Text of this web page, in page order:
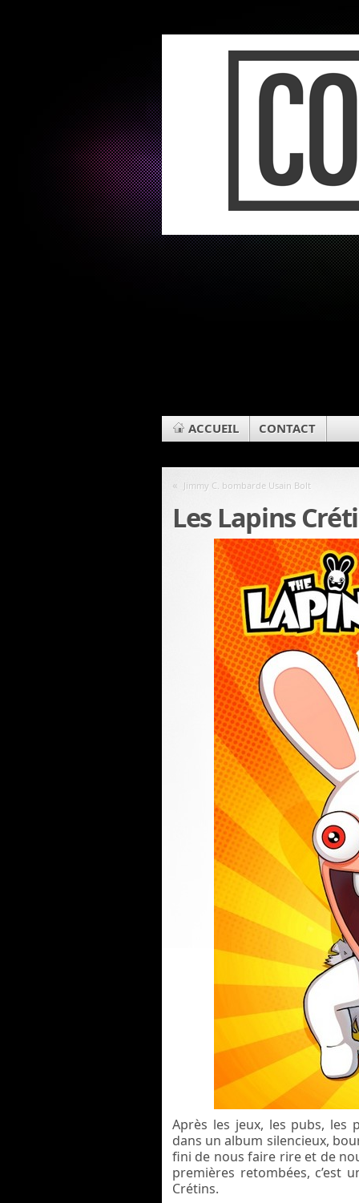
ACCUEIL CONTACT
« Jimmy C. bombarde Usain Bolt
Les Lapins
Après les jeux, les pubs, les
dans un album silencieux,
fini de nous faire rire et de
premières retombées, c’est
Crétins.